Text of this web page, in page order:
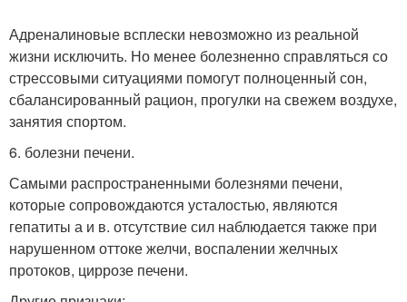
Адреналиновые всплески невозможно из реальной
жизни исключить. Но менее болезненно справляться со
стрессовыми ситуациями помогут полноценный сон,
сбалансированный рацион, прогулки на свежем воздухе,
занятия спортом.
6. болезни печени.
Самыми распространенными болезнями печени,
которые сопровождаются усталостью, являются
гепатиты а и в. отсутствие сил наблюдается также при
нарушенном оттоке желчи, воспалении желчных
протоков, циррозе печени.